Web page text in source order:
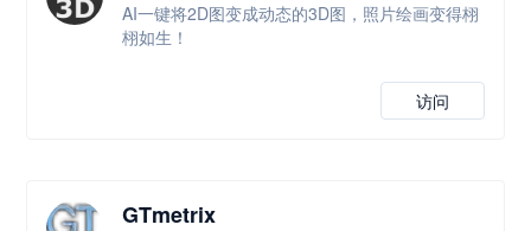
AI一键将2D图变成动态的3D图，照片绘画变得栩
栩如生！
访问
GTmetrix